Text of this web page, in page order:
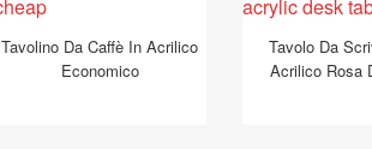
Tavolino Da Caffè In Acrilico
Economico
Tavolo Da
Acrilico Rosa